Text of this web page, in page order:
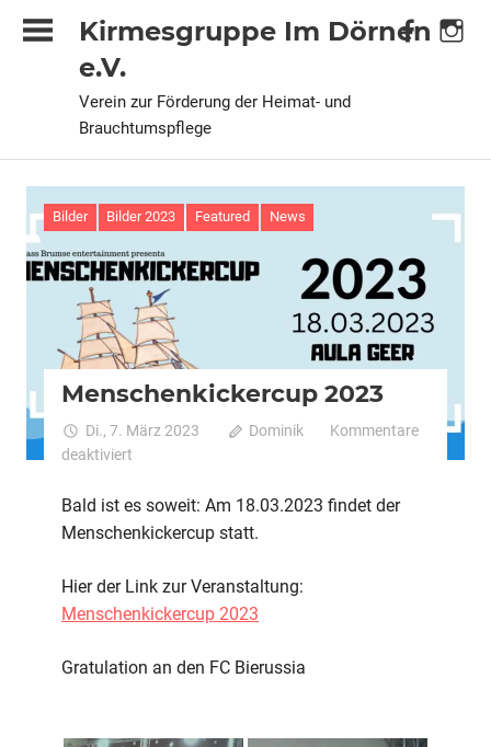
Inhalt
Kirmesgruppe Im Dörnen
e.V.
Verein zur Förderung der Heimat- und
Brauchtumspflege
Bilder Bilder 2023 Featured News
Menschenkickercup 2023
Di., 7. März 2023 Dominik
Kommentare
deaktiviert
2023
Bald ist es soweit: Am 18.03.2023 findet der
Menschenkickercup statt.
Hier der Link zur Veranstaltung:
Menschenkickercup 2023
Gratulation an den FC Bierussia